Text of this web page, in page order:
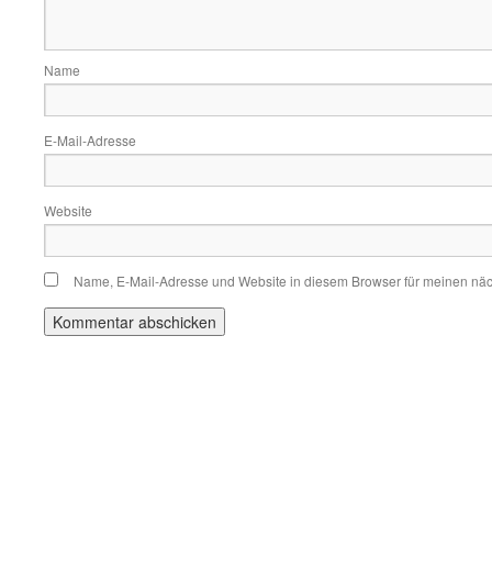
Name
E-Mail-Adresse
Website
Name, E-Mail-Adresse und Website in diesem Browser für meinen